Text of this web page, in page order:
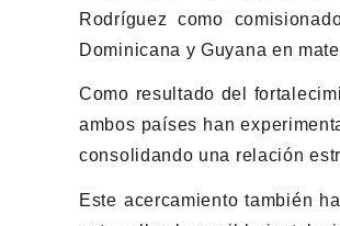
Rodríguez como
Dominicana y Guyana en
Como resultado del
ambos países han
consolidando una relación
Este acercamiento también